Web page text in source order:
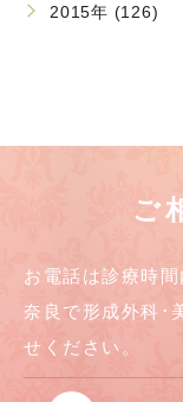
2015年 (126)
ご
お電話は診療時間
奈良で形成外科･
せください。